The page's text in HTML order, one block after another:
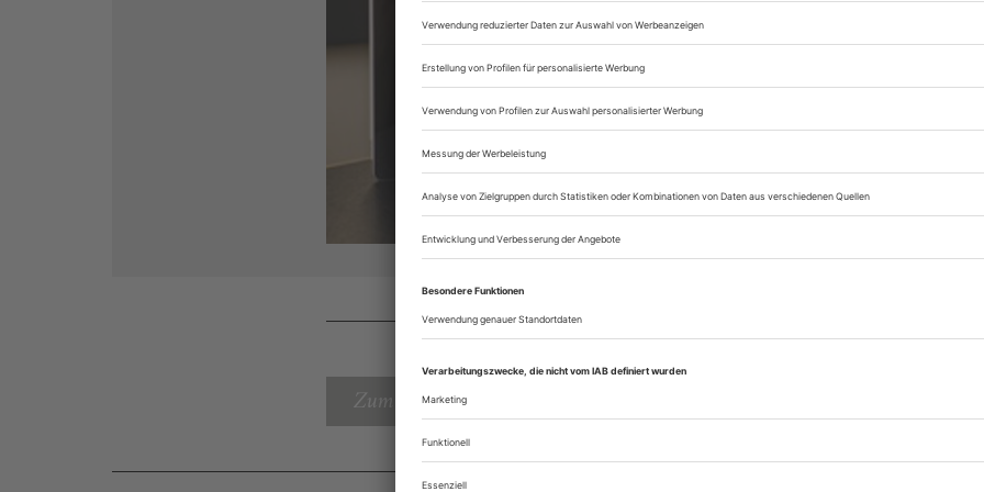
Sie können alle Vorteile
Zum Inhaltsverzeichnis